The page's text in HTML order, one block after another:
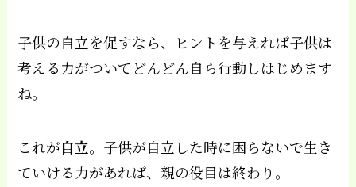
子供の自立を促すなら、ヒントを与えれば子供は
考える力がついてどんどん自ら行動しはじめます
ね。
これが自立。子供が自立した時に困らないで生き
ていける力があれば、親の役目は終わり。